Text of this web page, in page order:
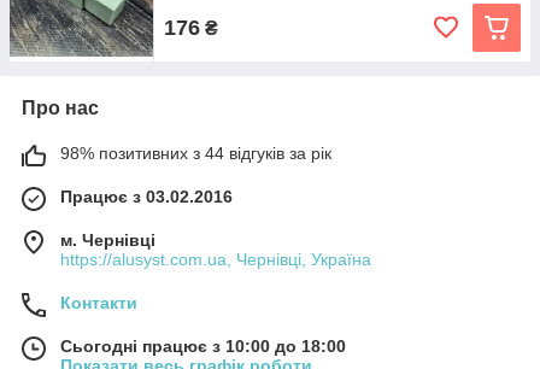
176 ₴
Про нас
98% позитивних з 44 відгуків за рік
Працює з 03.02.2016
м. Чернівці
https://alusyst.com.ua, Чернівці, Україна
Контакти
Сьогодні працює з 10:00 до 18:00